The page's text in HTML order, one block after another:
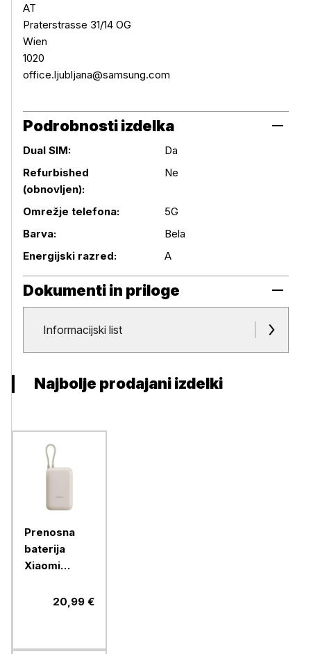
AT
Praterstrasse 31/14 OG
Wien
1020
office.ljubljana@samsung.com
Podrobnosti izdelka
Dual SIM:
Da
Refurbished
(obnovljen):
Ne
Omrežje telefona:
5G
Barva:
Bela
Energijski razred:
A
Dokumenti in priloge
Dokumenti in priloge
Informacijski list
Najbolje prodajani izdelki
Prenosna
baterija
Xiaomi
max 22,5W
20,99 €